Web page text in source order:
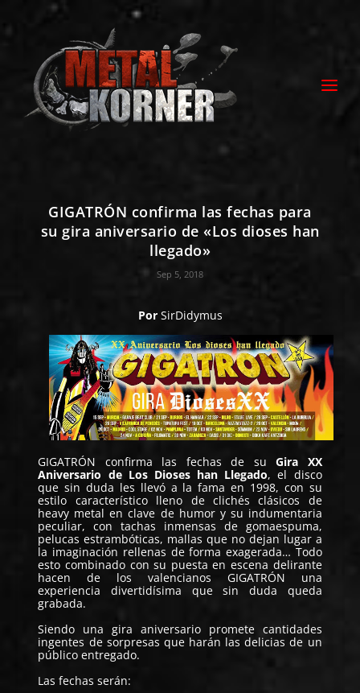
GIGATRÓN confirma las fechas para
su gira aniversario de «Los dioses han
llegado»
Sep 5, 2018
Por SirDidymus
GIGATRÓN confirma las fechas de suGira XX
Aniversario de Los Dioses han Llegado, el disco
que sin duda les llevó a la fama en 1998, con su
estilo característico lleno de clichés clásicos de
heavy metal en clave de humor y su indumentaria
peculiar, con tachas inmensas de gomaespuma,
pelucas estrambóticas, mallas que no dejan lugar a
la imaginación rellenas de forma exagerada… Todo
esto combinado con su puesta en escena delirante
hacen de los valencianos GIGATRÓN una
experiencia divertidísima que sin duda queda
grabada.
Siendo una gira aniversario promete cantidades
ingentes de sorpresas que harán las delicias de un
público entregado.
Las fechas serán: